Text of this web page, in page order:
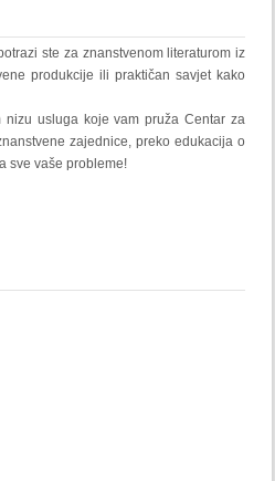
ste za znanstvenom literaturom iz
produkcije ili praktičan savjet kako
usluga koje vam pruža Centar za
zajednice, preko edukacija o
sve vaše probleme!